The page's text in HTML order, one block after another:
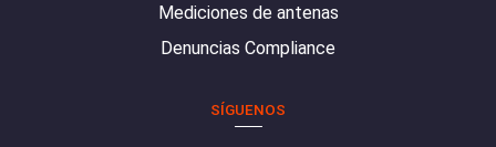
Mediciones de antenas
Denuncias Compliance
SÍGUENOS